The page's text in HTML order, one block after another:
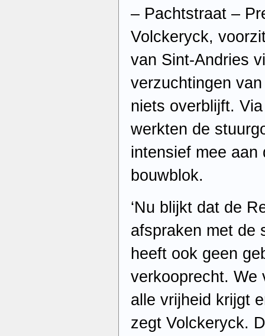
– Pachtstraat –
Volckeryck,
van Sint-Andries
verzuchtingen
niets overblijft.
werkten de
intensief mee aan
bouwblok.
‘Nu blijkt dat de
afspraken met de
heeft ook geen
verkooprecht. We
alle vrijheid krijgt
zegt Volckeryck.